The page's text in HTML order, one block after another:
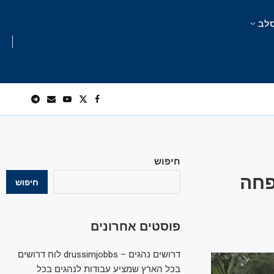
חיפוש
חיפוש
פוסטים אחרונים
דרושים נהגים – drussimjobbs לוח דרושים
בכל הארץ שמציע עבודות לנהגים בכל